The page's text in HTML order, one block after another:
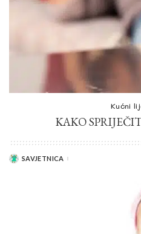
Kućni
KAKO
SAVJETNICA